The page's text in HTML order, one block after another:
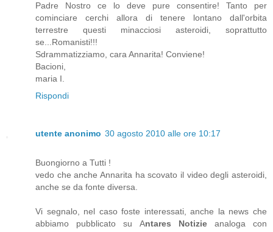
Padre Nostro ce lo deve pure consentire! Tanto per
cominciare cerchi allora di tenere lontano dall'orbita
terrestre questi minacciosi asteroidi, soprattutto
se...Romanisti!!!
Sdrammatizziamo, cara Annarita! Conviene!
Bacioni,
maria I.
Rispondi
utente anonimo 30 agosto 2010 alle ore 10:17
Buongiorno a Tutti !
vedo che anche Annarita ha scovato il video degli asteroidi,
anche se da fonte diversa.
Vi segnalo, nel caso foste interessati, anche la news che
abbiamo pubblicato su Antares Notizieanaloga con